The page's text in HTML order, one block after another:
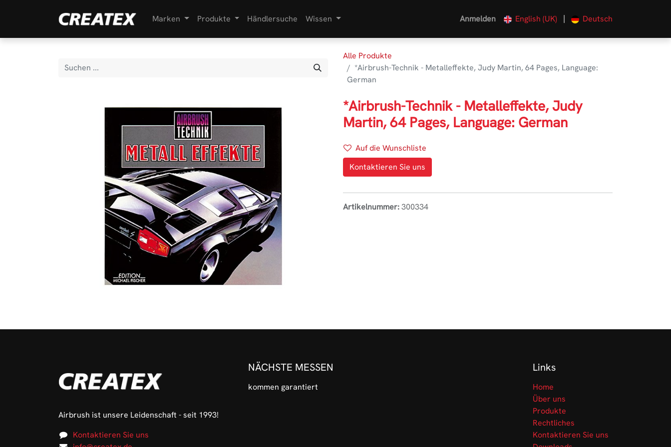
Marken Produkte Händlersuche Wissen Anmelden English (UK) | Deutsch
Alle Produkte
*Airbrush-Technik - Metalleffekte, Judy Martin, 64 Pages, Language:
German
*Airbrush-Technik - Metalleffekte, Judy
Martin, 64 Pages, Language: German
Auf die Wunschliste
Kontaktieren Sie uns
Artikelnummer:300334
Airbrush ist unsere Leidenschaft - seit 1993!
Kontaktieren Sie uns
NÄCHSTE MESSEN
kommen garantiert
Links
Home
Über uns
Produkte
Rechtliches
Kontaktieren Sie uns